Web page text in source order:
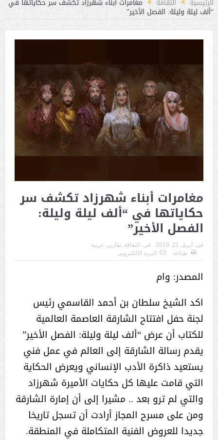
“ألف ليلة وليلة: الفصل الأخير”
مغامرات أبناء شهرزاد تكشف سر
حكاياتها في “ألف ليلة وليلة:
الفصل الأخير”
فى: أبريل 21, 2019 فى: الثقافة تقارير
عربية
طباعة
البريد الالكترونى
المصدر: وام
اكد الشيخ سلطان بن أحمد القاسمي رئيس
لجنة حفل افتتاح الشارقة العاصمة العالمية
للكتاب أن عرض “ألف ليلة وليلة: الفصل الأخير”
يقدم رسالة الشارقة إلى العالم في عمل فني
يستعيد ذاكرة الأدب الإنساني ويعرض الحكاية
التي قامت عليها كل حكايات الأميرة شهرزاد
والتي لم ترو بعد .. مشيرا إلى أن إمارة الشارقة
ومن على مسرح المجاز أرادت أن تسجل تاريخا
جديدا للعروض الفنية المتكاملة في المنطقة.